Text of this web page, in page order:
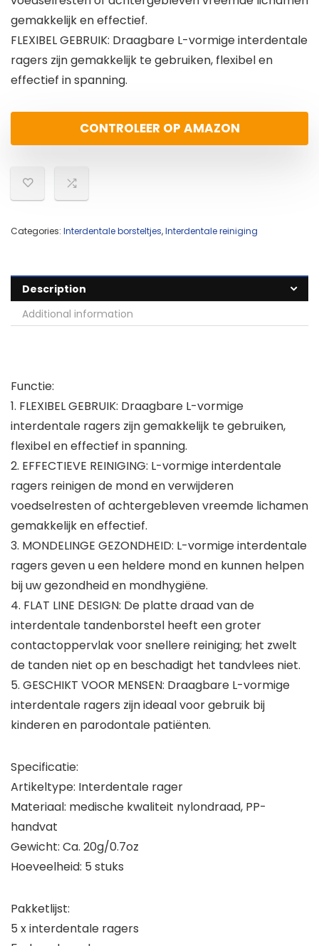
gemakkelijk en effectief.
FLEXIBEL GEBRUIK: Draagbare L-vormige interdentale
ragers zijn gemakkelijk te gebruiken, flexibel en
effectief in spanning.
CONTROLEER OP AMAZON
Categories: Interdentale borsteltjes,Interdentale reiniging
Description
Additional information
Functie:
1. FLEXIBEL GEBRUIK: Draagbare L-vormige
interdentale ragers zijn gemakkelijk te gebruiken,
flexibel en effectief in spanning.
2. EFFECTIEVE REINIGING: L-vormige interdentale
ragers reinigen de mond en verwijderen
voedselresten of achtergebleven vreemde lichamen
gemakkelijk en effectief.
3. MONDELINGE GEZONDHEID: L-vormige interdentale
ragers geven u een heldere mond en kunnen helpen
bij uw gezondheid en mondhygiëne.
4. FLAT LINE DESIGN: De platte draad van de
interdentale tandenborstel heeft een groter
contactoppervlak voor snellere reiniging; het zwelt
de tanden niet op en beschadigt het tandvlees niet.
5. GESCHIKT VOOR MENSEN: Draagbare L-vormige
interdentale ragers zijn ideaal voor gebruik bij
kinderen en parodontale patiënten.
Specificatie:
Artikeltype: Interdentale rager
Materiaal: medische kwaliteit nylondraad, PP-
handvat
Gewicht: Ca. 20g/0.7oz
Hoeveelheid: 5 stuks
Pakketlijst:
5 x interdentale ragers